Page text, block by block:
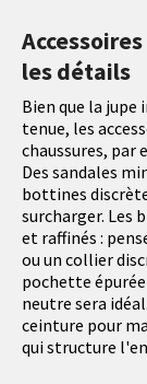
les détails
Bien que la
tenue, les
chaussures, par
Des sandales
bottines
surcharger. Les
et raffinés :
ou un collier
pochette
neutre sera
ceinture pour
qui structure